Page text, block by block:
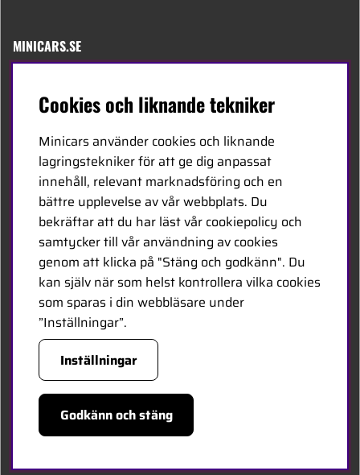
MINICARS.SE
Bli återförsäljare
Bli leverantör
Jobba hos oss
FÖLJ OSS
Facebook
HANDLA TRYGGT
Cookies och liknande tekniker
Minicars använder cookies och liknande
lagringstekniker för att ge dig anpassat
innehåll, relevant marknadsföring och en
bättre upplevelse av vår webbplats. Du
bekräftar att du har läst vår cookiepolicy och
samtycker till vår användning av cookies
genom att klicka på "Stäng och godkänn". Du
kan själv när som helst kontrollera vilka cookies
som sparas i din webbläsare under
”Inställningar”.
Inställningar
Godkänn och stäng